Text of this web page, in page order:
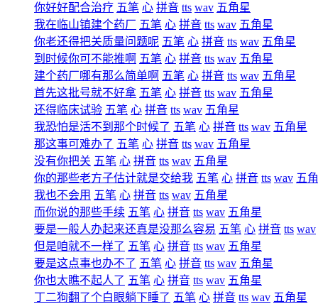
你好好配合治疗 五笔 心 拼音 tts wav 五角星
我在临山镇建个药厂 五笔 心 拼音 tts wav 五角星
你老还得把关质量问题呢 五笔 心 拼音 tts wav 五角星
到时候你可不能推啊 五笔 心 拼音 tts wav 五角星
建个药厂哪有那么简单啊 五笔 心 拼音 tts wav 五角星
首先这批号就不好拿 五笔 心 拼音 tts wav 五角星
还得临床试验 五笔 心 拼音 tts wav 五角星
我恐怕是活不到那个时候了 五笔 心 拼音 tts wav 五角星
那这事可难办了 五笔 心 拼音 tts wav 五角星
没有你把关 五笔 心 拼音 tts wav 五角星
你的那些老方子估计就是交给我 五笔 心 拼音 tts wav 五
我也不会用 五笔 心 拼音 tts wav 五角星
而你说的那些手续 五笔 心 拼音 tts wav 五角星
要是一般人办起来还真是没那么容易 五笔 心 拼音 tts wav
但是咱就不一样了 五笔 心 拼音 tts wav 五角星
要是这点事也办不了 五笔 心 拼音 tts wav 五角星
你也太瞧不起人了 五笔 心 拼音 tts wav 五角星
丁二狗翻了个白眼躺下睡了 五笔 心 拼音 tts wav 五角星